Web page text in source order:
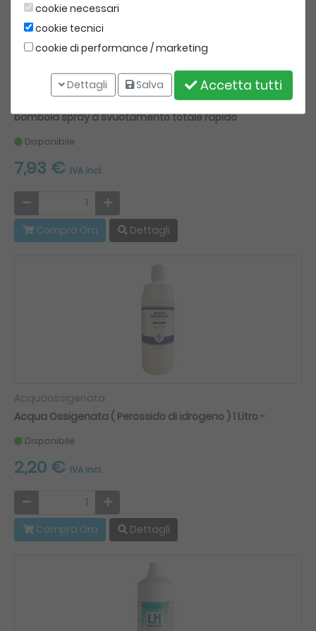
SprayOneShot
Spray Medical - Germicida Disinfettante ( 150 ml. ) -
bombola spray a svuotamento totale rapido
Disponibile
7,93 € IVA incl.
Compra Ora Dettagli
Acquaossigenata
Acqua Ossigenata ( Perossido di idrogeno ) 1 Litro -
Disponibile
2,20 € IVA incl.
Compra Ora Dettagli
cookie necessari
cookie tecnici
cookie di performance / marketing
Dettagli Salva Accetta tutti